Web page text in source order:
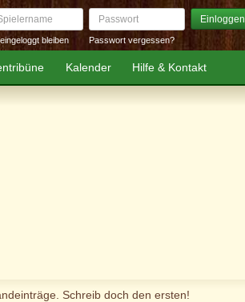
bleiben
Passwort Einloggen
Passwort vergessen?
Kalender Hilfe & Kontakt
Schreib doch den ersten!